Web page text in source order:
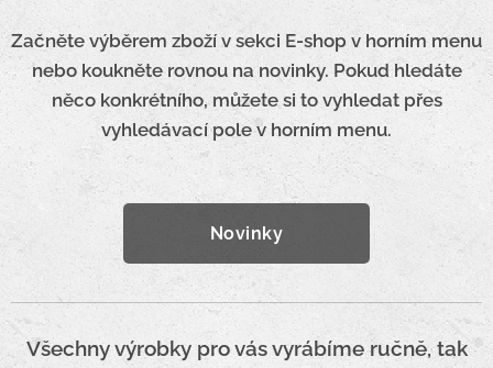
Začněte výběrem zboží v sekci E-shop v horním menu
nebo koukněte rovnou na novinky. Pokud hledáte
něco konkrétního, můžete si to vyhledat přes
vyhledávací pole v horním menu.
Novinky
Všechny výrobky pro vás vyrábíme ručně, tak